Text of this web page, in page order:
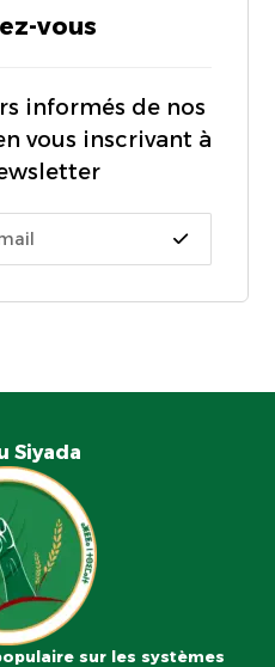
vous
informés de nos
vous inscrivant à
Siyada
sur les systèmes